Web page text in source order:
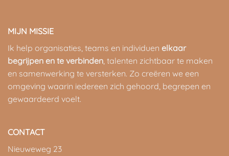
MIJN MISSIE
Ik help organisaties, teams en individuen elkaar
begrijpen en te verbinden, talenten zichtbaar te maken
en samenwerking te versterken. Zo creëren we een
omgeving waarin iedereen zich gehoord, begrepen en
gewaardeerd voelt.
CONTACT
Nieuweweg 23